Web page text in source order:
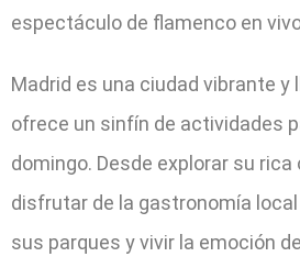
espectáculo de flamenco en
Madrid es una ciudad vibrante y
ofrece un sinfín de actividades
domingo. Desde explorar su
disfrutar de la gastronomía
sus parques y vivir la emoción